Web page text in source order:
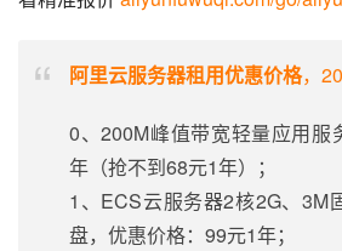
阿里云服务器租用优惠价格，
0、200M峰值带宽轻量应用服
年（抢不到68元1年）；
1、ECS云服务器2核2G、3M
盘，优惠价格：99元1年；